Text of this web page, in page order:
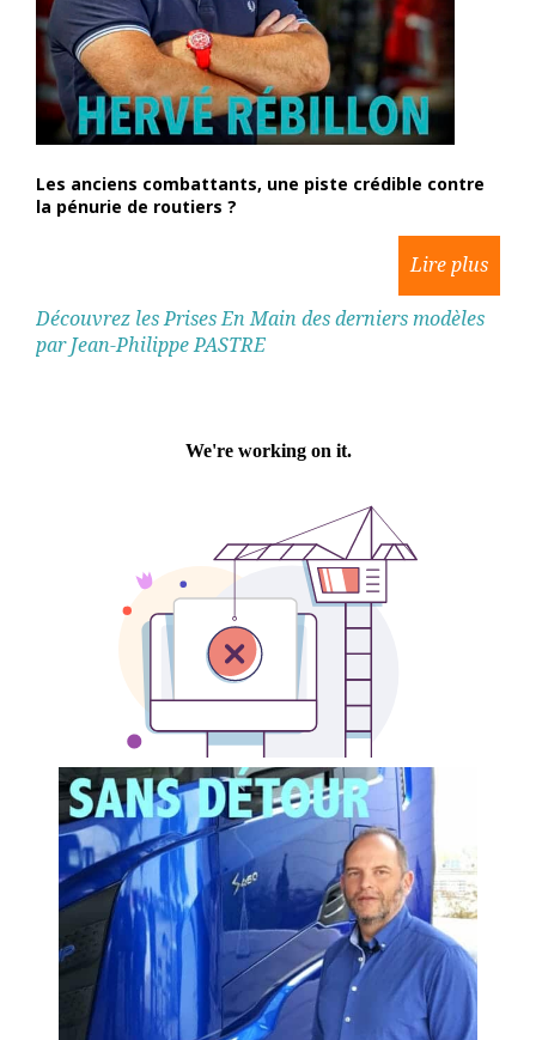
Les anciens combattants, une piste crédible contre
la pénurie de routiers ?
Découvrez les Prises En Main des derniers modèles
par Jean-Philippe PASTRE